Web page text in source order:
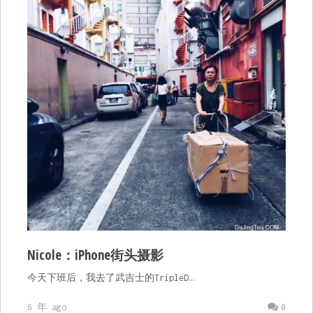
Nicole：iPhone街头摄影
今天下班后，我去了武吉士的TripleD…
0
6 年 ago